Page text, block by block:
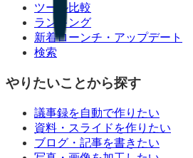
ツール比較
ランキング
新着ローンチ・アップデート
検索
やりたいことから探す
議事録を自動で作りたい
資料・スライドを作りたい
ブログ・記事を書きたい